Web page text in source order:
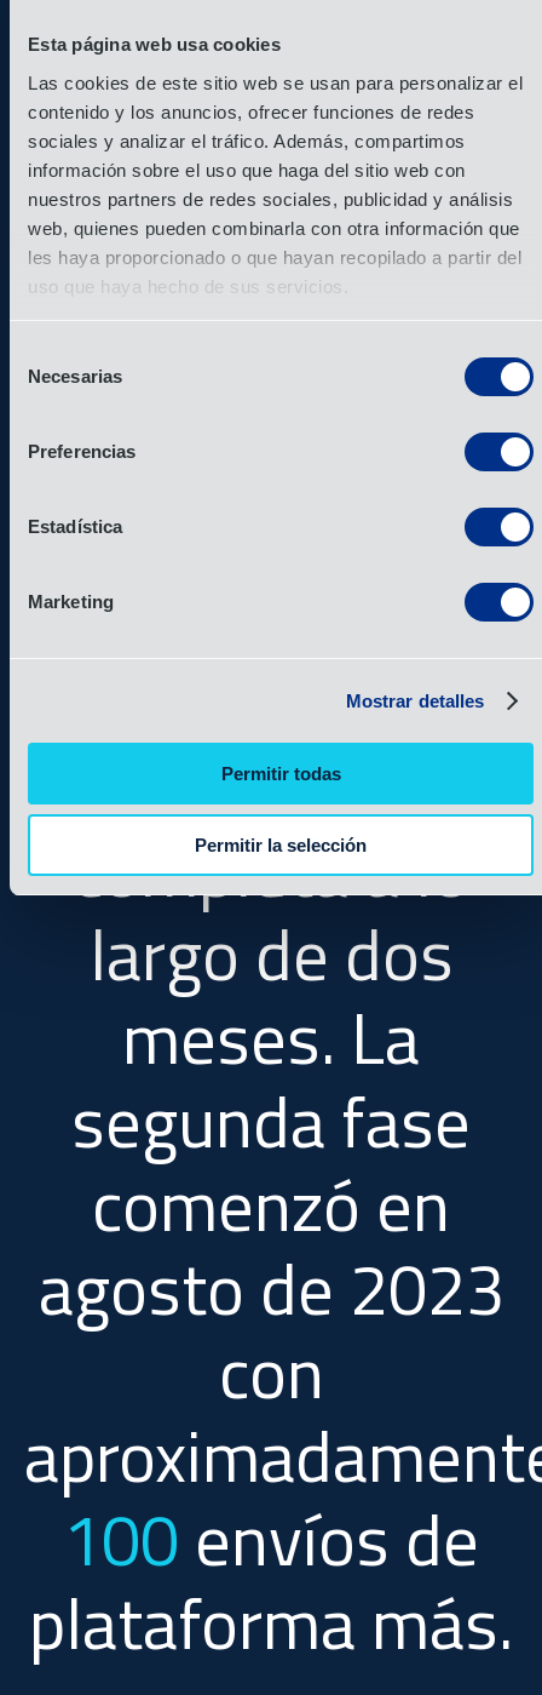
Esta página web usa cookies
Las cookies de este sitio web se usan para personalizar el
contenido y los anuncios, ofrecer funciones de redes
sociales y analizar el tráfico. Además, compartimos
información sobre el uso que haga del sitio web con
nuestros partners de redes sociales, publicidad y análisis
web, quienes pueden combinarla con otra información que
les haya proporcionado o que hayan recopilado a partir del
uso que haya hecho de sus servicios.
Necesarias
Preferencias
Estadística
Marketing
Mostrar detalles
Permitir todas
Permitir la selección
plataforma que podrían trabajar con
Durante la
primera fase del
proyecto, OIA
Global gestionó
con éxito
envíos de
plataforma
completa a lo
largo de dos
meses. La
segunda fase
comenzó en
agosto de 2023
con
100 envíos de
plataforma más.